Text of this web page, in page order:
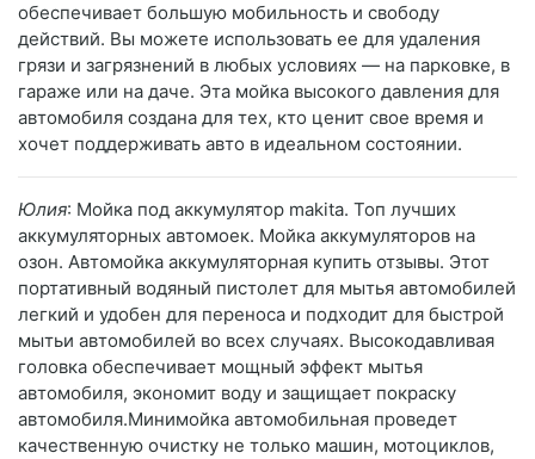
обеспечивает большую мобильность и свободу
действий. Вы можете использовать ее для удаления
грязи и загрязнений в любых условиях — на парковке, в
гараже или на даче. Эта мойка высокого давления для
автомобиля создана для тех, кто ценит свое время и
хочет поддерживать авто в идеальном состоянии.
Юлия: Мойка под аккумулятор makita. Топ лучших
аккумуляторных автомоек. Мойка аккумуляторов на
озон. Автомойка аккумуляторная купить отзывы. Этот
портативный водяный пистолет для мытья автомобилей
легкий и удобен для переноса и подходит для быстрой
мытьи автомобилей во всех случаях. Высокодавливая
головка обеспечивает мощный эффект мытья
автомобиля, экономит воду и защищает покраску
автомобиля.Минимойка автомобильная проведет
качественную очистку не только машин, мотоциклов,